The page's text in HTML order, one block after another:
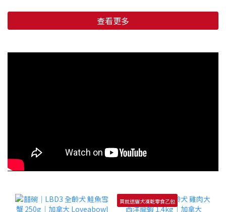
查看更多
買就送貓犬凍乾零食乙包